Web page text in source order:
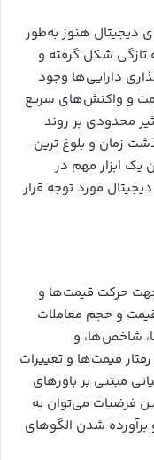
دیجیتال هنوز به‌طور
تازگی شکل گرفته و
دارایی‌ها وجود
قیمت و واکنش‌های سریع
محدودی بر روند
زمان و بلوغ ترین
یک ابزار مهم در
مورد توجه قرار
حرکت قیمت‌ها و
و حجم معاملات
شاخص‌ها، و
قیمت‌ها و تغییرات
مبتنی بر باورهای
فرضیات می‌توان به
و برآورده شدن الگوهای